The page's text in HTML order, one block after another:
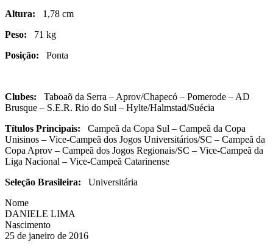
Altura: 1,78 cm
Peso: 71 kg
Posição: Ponta
Clubes: Taboaõ da Serra – Aprov/Chapecó – Pomerode – AD
Brusque – S.E.R. Rio do Sul – Hylte/Halmstad/Suécia
Títulos Principais: Campeã da Copa Sul – Campeã da Copa
Unisinos – Vice-Campeã dos Jogos Universitários/SC – Campeã da
Copa Aprov – Campeã dos Jogos Regionais/SC – Vice-Campeã da
Liga Nacional – Vice-Campeã Catarinense
Seleção Brasileira: Universitária
Nome
DANIELE LIMA
Nascimento
25 de janeiro de 2016